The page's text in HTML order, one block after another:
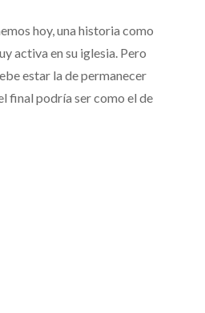
hoy, una historia como
activa en su iglesia. Pero
estar la de permanecer
final podría ser como el de